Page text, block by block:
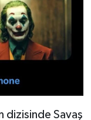
dizisinde Savaş